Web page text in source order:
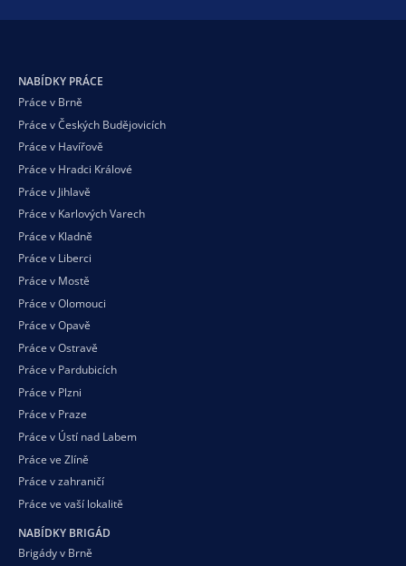
NABÍDKY PRÁCE
Práce v Brně
Práce v Českých Budějovicích
Práce v Havířově
Práce v Hradci Králové
Práce v Jihlavě
Práce v Karlových Varech
Práce v Kladně
Práce v Liberci
Práce v Mostě
Práce v Olomouci
Práce v Opavě
Práce v Ostravě
Práce v Pardubicích
Práce v Plzni
Práce v Praze
Práce v Ústí nad Labem
Práce ve Zlíně
Práce v zahraničí
Práce ve vaší lokalitě
NABÍDKY BRIGÁD
Brigády v Brně